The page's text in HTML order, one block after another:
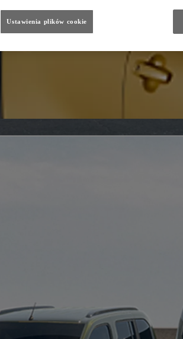
Ustawienia plików cookie